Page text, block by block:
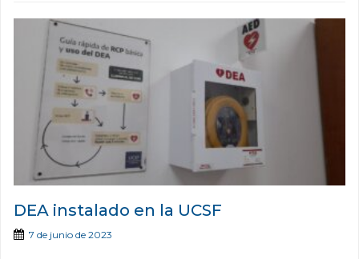
DEA instalado en la UCSF
7 de junio de 2023